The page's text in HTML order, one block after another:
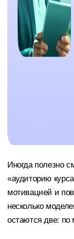
Иногда полезно
«аудиторию
мотивацией и
несколько
остаются две: